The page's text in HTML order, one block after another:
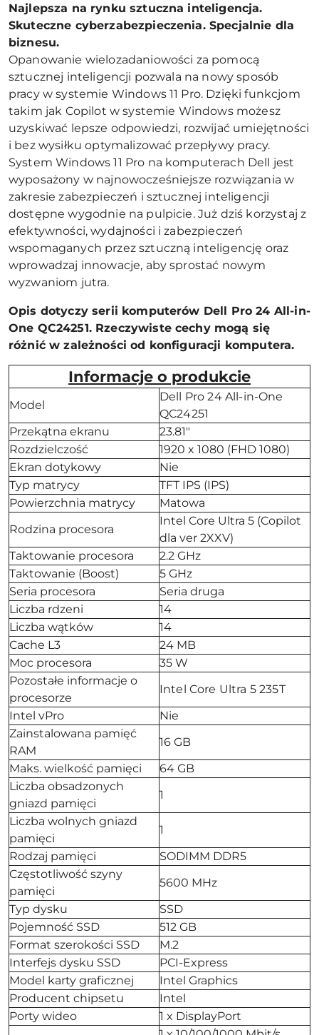
Najlepsza na rynku sztuczna inteligencja.
Skuteczne cyberzabezpieczenia. Specjalnie dla
biznesu.
Opanowanie wielozadaniowości za pomocą
sztucznej inteligencji pozwala na nowy sposób
pracy w systemie Windows 11 Pro. Dzięki funkcjom
takim jak Copilot w systemie Windows możesz
uzyskiwać lepsze odpowiedzi, rozwijać umiejętności
i bez wysiłku optymalizować przepływy pracy.
System Windows 11 Pro na komputerach Dell jest
wyposażony w najnowocześniejsze rozwiązania w
zakresie zabezpieczeń i sztucznej inteligencji
dostępne wygodnie na pulpicie. Już dziś korzystaj z
efektywności, wydajności i zabezpieczeń
wspomaganych przez sztuczną inteligencję oraz
wprowadzaj innowacje, aby sprostać nowym
wyzwaniom jutra.
Opis dotyczy serii komputerów Dell Pro 24 All-in-
One QC24251. Rzeczywiste cechy mogą się
różnić w zależności od konfiguracji komputera.
Informacje o produkcie
Model
Dell Pro 24 All-in-One
QC24251
Przekątna ekranu
23.81"
Rozdzielczość
1920 x 1080 (FHD 1080)
Ekran dotykowy
Nie
Typ matrycy
TFT IPS (IPS)
Powierzchnia matrycy
Matowa
Rodzina procesora
Intel Core Ultra 5 (Copilot
dla ver 2XXV)
Taktowanie procesora
2.2 GHz
Taktowanie (Boost)
5 GHz
Seria procesora
Seria druga
Liczba rdzeni
14
Liczba wątków
14
Cache L3
24 MB
Moc procesora
35 W
Pozostałe informacje o
procesorze
Intel Core Ultra 5 235T
Intel vPro
Nie
Zainstalowana pamięć
RAM
16 GB
Maks. wielkość pamięci
64 GB
Liczba obsadzonych
gniazd pamięci
1
Liczba wolnych gniazd
pamięci
1
Rodzaj pamięci
SODIMM DDR5
Częstotliwość szyny
pamięci
5600 MHz
Typ dysku
SSD
Pojemność SSD
512 GB
Format szerokości SSD
M.2
Interfejs dysku SSD
PCI-Express
Model karty graficznej
Intel Graphics
Producent chipsetu
Intel
Porty wideo
1 x DisplayPort